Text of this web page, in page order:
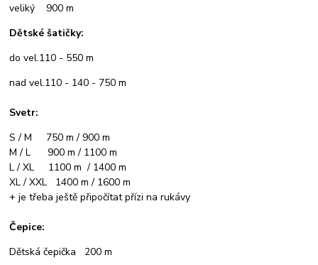
veliký 900 m
Dětské šatičky:
do vel.110 - 550 m
nad vel.110 - 140 - 750 m
Svetr:
S / M 750 m / 900 m
M / L 900 m / 1100 m
L / XL 1100 m / 1400 m
XL / XXL 1400 m / 1600 m
+ je třeba ještě připočítat přízi na rukávy
Čepice:
Dětská čepička 200 m